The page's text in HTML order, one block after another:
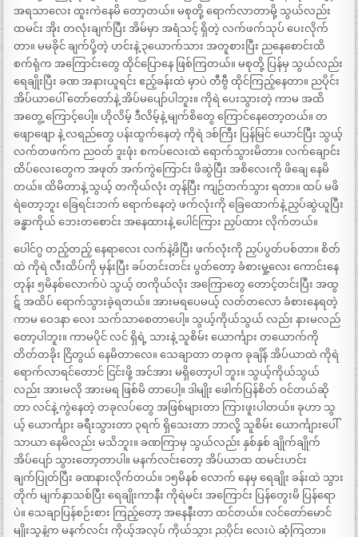
အရသာလေး ထူးကဲနေမိ တော့တယ်။ မစုတို့ ရောက်လာတာမို့ သွယ်လည်း
ထမင်း အိုး တလုံးချက်ပြီး အိမ်မှာ အရံသင့် ရှိတဲ့ လက်ဖက်သုပ် ပေးလိုက်
တာ။ မမခိုင် ချက်ပို့တဲ့ ဟင်းနဲ့ ၃ယောက်သား အတူစားပြီး ညနေစောင်းထိ
စက်ရုံက အကြောင်းတွေ ထိုင်ပြောနေ ဖြစ်ကြတယ်။ မစုတို့ ပြန်မှ သွယ်လည်း
ရေချိုးပြီး ခဏ အနားယူရင်း ဧည့်ခန်းထဲ မှာပဲ တီဗွီ ထိုင်ကြည့်နေတာ။ ညပိုင်း
အိပ်ယာပေါ် တော်တော်နဲ့ အိပ်မပျော်ပါဘူး။ ကိုရဲ ပေးသွားတဲ့ ကာမ အထိ
အတွေ့ ကြောင့်ပေါ့။ ဟိုလိမ့် ဒီလိမ့်နဲ့ မျက်စိတွေ ကြောင်နေတော့တယ်။ တ
ဖျောဖျော နဲ့ လရည်တွေ ပန်းထွက်နေတဲ့ ကိုရဲ ဒစ်ကြီး ပြန်မြင် ယောင်ပြီး သွယ့်
လက်တဖက်က ညဝတ် ဒူးဖုံး စကပ်လေးထဲ ရောက်သွားမိတာ။ လက်ချောင်း
ထိပ်လေးတွေက အဖုတ် အက်ကွဲကြောင်း ဖိဆွဲပြီး အစိလေးကို ဖိချေ နေမိ
တယ်။ ထိမိတာနဲ့ သွယ့် တကိုယ်လုံး တုန်ပြီး ကျဉ်တက်သွား ရတာ။ ထပ် မဖိ
ရဲတော့ဘူး ခြေရင်းဘက် ရောက်နေတဲ့ ဖက်လုံးကို ခြေထောက်နဲ့ ညှပ်ဆွဲယူပြီး
ခန္ဓာကိုယ် ဘေးတစောင်း အနေထားနဲ့ ပေါင်ကြား ညှပ်ထား လိုက်တယ်။
ပေါင်ဂွ တည့်တည့် နေရာလေး လက်နဲ့ဖိပြီး ဖက်လုံးကို ညှပ်ပွတ်ပစ်တာ။ စိတ်
ထဲ ကိုရဲ လီးထိပ်ကို မှန်းပြီး ခပ်တင်းတင်း ပွတ်တော့ ခံစားမှု့လေး ကောင်းနေ
တုန်း ၅မိနစ်လောက်ပဲ သွယ့် တကိုယ်လုံး အကြောတွေ တောင့်တင်းပြီး အထွ
ဋ် အထိပ် ရောက်သွားခဲ့ရတယ်။ အားမရပေမယ့် လတ်တလော ခံစားနေရတဲ့
ကာမ ဝေဒနာ လေး သက်သာစေတာပေါ့။ သွယ့်ကိုယ်သွယ် လည်း နားမလည်
တော့ပါဘူး။ ကာမပိုင် လင် ရှိရဲ့ သားနဲ့ သူစိမ်း ယောင်္ကျား တယောက်ကို
တိတ်တခိုး ငြိတွယ် နေမိတာလေ။ သေချာတာ တခုက ခုချိန် အိပ်ယာထဲ ကိုရဲ
ရောက်လာရင်တောင် ငြင်းဖို့ အင်အား မရှိတော့ပါ ဘူး။ သွယ့်ကိုယ်သွယ်
လည်း အားမလို အားမရ ဖြစ်မိ တာပေါ့။ ဒါမျိုး ဖေါက်ပြန်စိတ် ဝင်တယ်ဆို
တာ လင်နဲ့ ကွဲနေတဲ့ တခုလပ်တွေ အဖြစ်များတာ ကြားဖူးပါတယ်။ ခုဟာ သွ
ယ့် ယောင်္ကျား ခရီးသွားတာ ၃ရက် ရှိသေးတာ ဘာလို့ သူစိမ်း ယောင်္ကျားပေါ်
သာယာ နေမိလည်း မသိဘူး။ ခဏကြာမှ သွယ်လည်း နှစ်နှစ် ချိုက်ချိုက်
အိပ်ပျော် သွားတော့တာပါ။ မနက်လင်းတော့ အိပ်ယာထ ထမင်းဟင်း
ချက်ပြုတ်ပြီး ခဏနားလိုက်တယ်။ ၁၅မိနစ် လောက် နေမှ ရေချိုး ခန်းထဲ သွား
တိုက် မျက်နှာသစ်ပြီး ရေချိုးကာနီး ကိုရဲမင်း အကြောင်း ပြန်တွေးမိ ပြန်ရော
ပဲ။ သေချာပြန်စဉ်းစား ကြည့်တော့ အနေနီးတာ ထင်တယ်။ လင်တော်မောင်
မျိုးသူနဲ့က မနက်လင်း ကိုယ့်အလုပ် ကိုယ်သွား ညပိုင်း လေးပဲ ဆုံကြတာ။